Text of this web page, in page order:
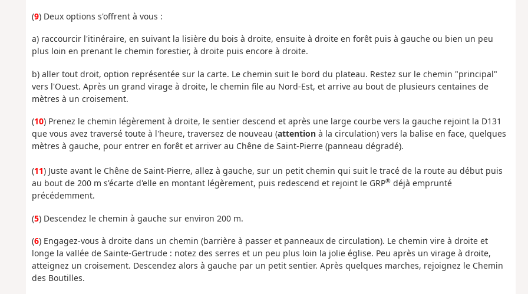
(9) Deux options s'offrent à vous :
a) raccourcir l'itinéraire, en suivant la lisière du bois à droite, ensuite à droite en forêt puis à gauche ou bien un peu
plus loin en prenant le chemin forestier, à droite puis encore à droite.
b) aller tout droit, option représentée sur la carte. Le chemin suit le bord du plateau. Restez sur le chemin "principal"
vers l'Ouest. Après un grand virage à droite, le chemin file au Nord-Est, et arrive au bout de plusieurs centaines de
mètres à un croisement.
(10) Prenez le chemin légèrement à droite, le sentier descend et après une large courbe vers la gauche rejoint la D131
que vous avez traversé toute à l'heure, traversez de nouveau (attentionà la circulation) vers la balise en face, quelques
mètres à gauche, pour entrer en forêt et arriver au Chêne de Saint-Pierre (panneau dégradé).
(11) Juste avant le Chêne de Saint-Pierre, allez à gauche, sur un petit chemin qui suit le tracé de la route au début puis
au bout de 200 m s'écarte d'elle en montant légèrement, puis redescend et rejoint le GRP®déjà emprunté
précédemment.
(5) Descendez le chemin à gauche sur environ 200 m.
(6) Engagez-vous à droite dans un chemin (barrière à passer et panneaux de circulation). Le chemin vire à droite et
longe la vallée de Sainte-Gertrude : notez des serres et un peu plus loin la jolie église. Peu après un virage à droite,
atteignez un croisement. Descendez alors à gauche par un petit sentier. Après quelques marches, rejoignez le Chemin
des Boutilles.